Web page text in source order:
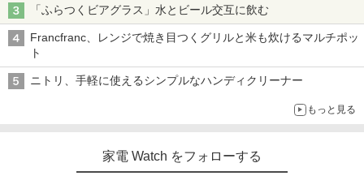
「ふらつくビアグラス」水とビール交互に飲む
Francfranc、レンジで焼き目つくグリルと米も炊けるマルチポッ
ト
ニトリ、手軽に使えるシンプルなハンディクリーナー
もっと見る
家電 Watch をフォローする